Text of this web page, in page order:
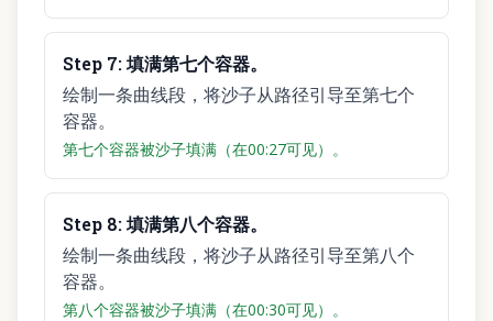
Step 7:填满第七个容器。
绘制一条曲线段，将沙子从路径引导至第七个
容器。
第七个容器被沙子填满（在00:27可见）。
Step 8:填满第八个容器。
绘制一条曲线段，将沙子从路径引导至第八个
容器。
第八个容器被沙子填满（在00:30可见）。